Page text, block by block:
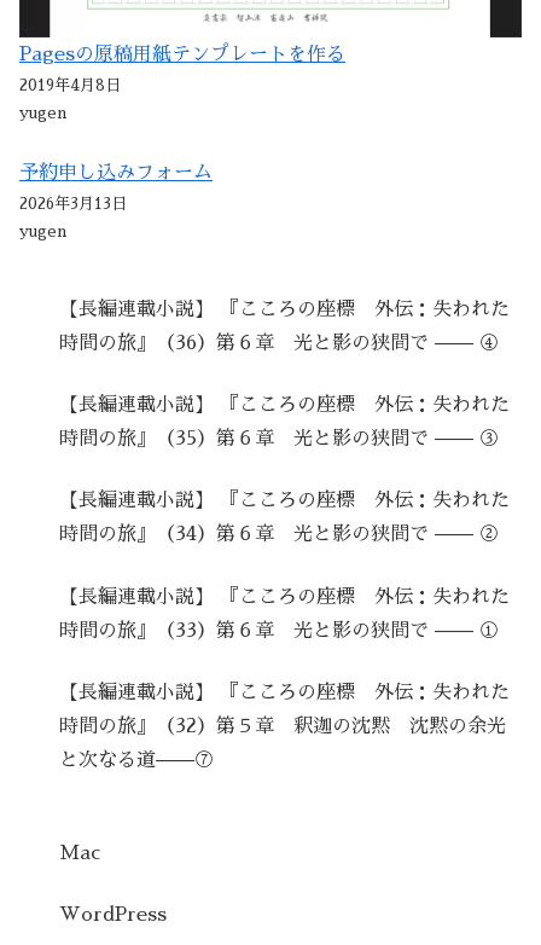
Pagesの原稿用紙テンプレートを作る
2019年4月8日
yugen
予約申し込みフォーム
2026年3月13日
yugen
【長編連載小説】 『こころの座標 外伝：失われた
時間の旅』（36）第６章 光と影の狭間で —— ④
【長編連載小説】 『こころの座標 外伝：失われた
時間の旅』（35）第６章 光と影の狭間で —— ③
【長編連載小説】 『こころの座標 外伝：失われた
時間の旅』（34）第６章 光と影の狭間で —— ②
【長編連載小説】 『こころの座標 外伝：失われた
時間の旅』（33）第６章 光と影の狭間で —— ①
【長編連載小説】 『こころの座標 外伝：失われた
時間の旅』（32）第５章 釈迦の沈黙 沈黙の余光
と次なる道——⑦
Mac
WordPress